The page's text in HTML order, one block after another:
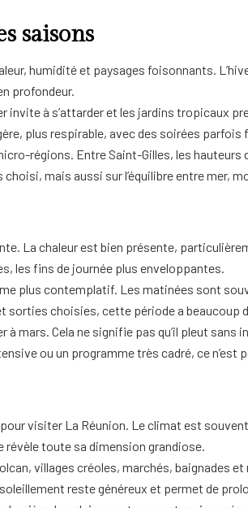
saisons
humidité et paysages foisonnants.
profondeur.
à s’attarder et les jardins tropicaux
plus respirable, avec des soirées parfois
régions. Entre Saint-Gilles, les hauteurs
mais aussi sur l’équilibre entre mer,
La chaleur est bien présente,
les fins de journée plus enveloppantes.
plus contemplatif. Les matinées sont
sorties choisies, cette période a beaucoup
mars. Cela ne signifie pas qu’il pleut sans
ou un programme très cadré, ce n’est
visiter La Réunion. Le climat est
révèle toute sa dimension grandiose.
villages créoles, marchés, baignades
reste généreux et permet de